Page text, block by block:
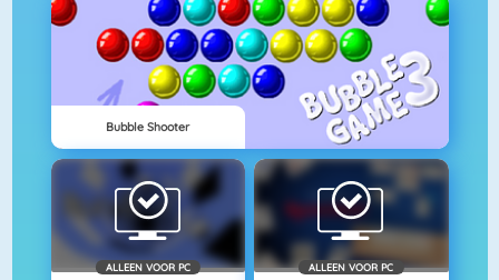
Bubble Shooter
ALLEEN VOOR PC ALLEEN VOOR PC